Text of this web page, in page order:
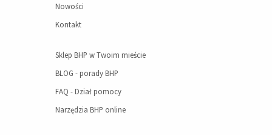
Nowości
Kontakt
Sklep BHP w Twoim mieście
BLOG - porady BHP
FAQ - Dział pomocy
Narzędzia BHP online